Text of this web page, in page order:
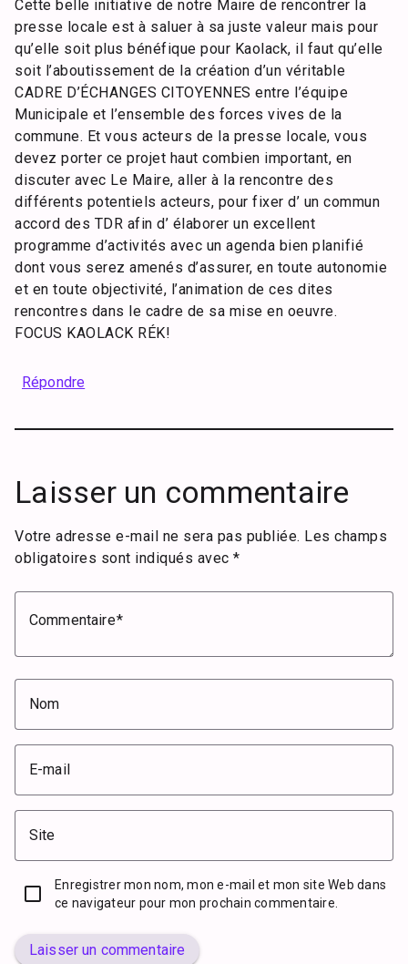
Cette belle initiative de notre Maire de rencontrer la
presse locale est à saluer à sa juste valeur mais pour
qu’elle soit plus bénéfique pour Kaolack, il faut qu’elle
soit l’aboutissement de la création d’un véritable
CADRE D’ÉCHANGES CITOYENNES entre l’équipe
Municipale et l’ensemble des forces vives de la
commune. Et vous acteurs de la presse locale, vous
devez porter ce projet haut combien important, en
discuter avec Le Maire, aller à la rencontre des
différents potentiels acteurs, pour fixer d’ un commun
accord des TDR afin d’ élaborer un excellent
programme d’activités avec un agenda bien planifié
dont vous serez amenés d’assurer, en toute autonomie
et en toute objectivité, l’animation de ces dites
rencontres dans le cadre de sa mise en oeuvre.
FOCUS KAOLACK RÉK!
Répondre
Laisser un commentaire
Votre adresse e-mail ne sera pas publiée. Les champs
obligatoires sont indiqués avec *
Commentaire
Nom
E-mail
Site
Enregistrer mon nom, mon e-mail et mon site Web dans
ce navigateur pour mon prochain commentaire.
Laisser un commentaire